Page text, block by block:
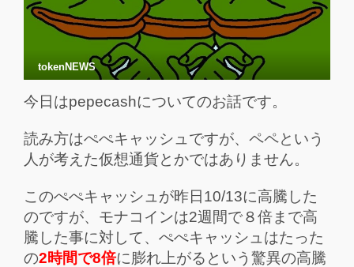
tokenNEWS
今日はpepecashについてのお話です。
読み方はぺぺキャッシュですが、ペペという
人が考えた仮想通貨とかではありません。
このぺぺキャッシュが昨日10/13に高騰した
のですが、モナコインは2週間で８倍まで高
騰した事に対して、ぺぺキャッシュはたった
の2時間で8倍に膨れ上がるという驚異の高騰